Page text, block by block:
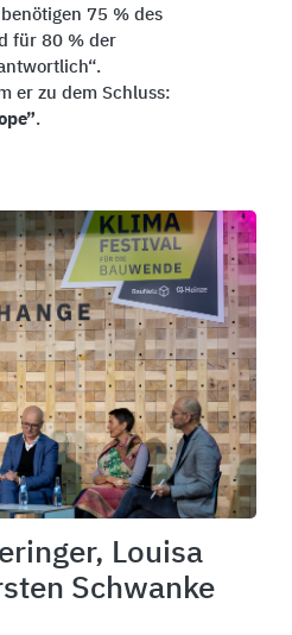
75 % des
für 80 % der
er zu dem Schluss:
.
Louisa
Schwanke